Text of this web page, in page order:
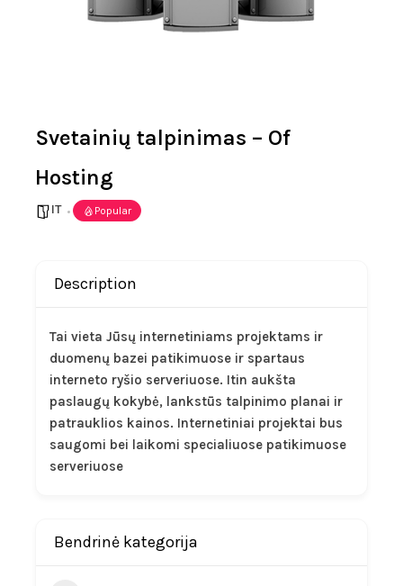
Svetainių talpinimas – Of
Hosting
IT Popular
Description
Tai vieta Jūsų internetiniams projektams ir
duomenų bazei patikimuose ir spartaus
interneto ryšio serveriuose. Itin aukšta
paslaugų kokybė, lankstūs talpinimo planai ir
patrauklios kainos. Internetiniai projektai bus
saugomi bei laikomi specialiuose patikimuose
serveriuose
Bendrinė kategorija